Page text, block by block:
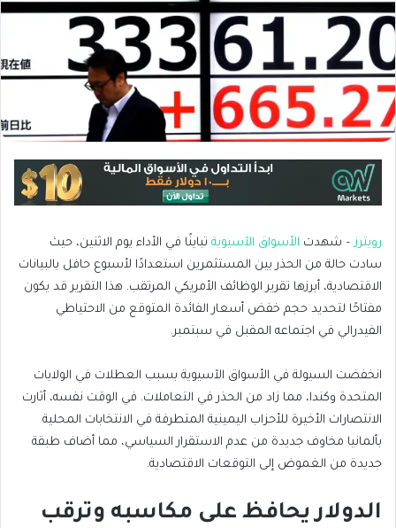
رويترز– شهدت الأسواق الآسيوية تباينًا في الأداء يوم الاثنين، حيث
سادت حالة من الحذر بين المستثمرين استعدادًا لأسبوع حافل بالبيانات
الاقتصادية، أبرزها تقرير الوظائف الأمريكي المرتقب. هذا التقرير قد يكون
مفتاحًا لتحديد حجم خفض أسعار الفائدة المتوقع من الاحتياطي
الفيدرالي في اجتماعه المقبل في سبتمبر.
انخفضت السيولة في الأسواق الآسيوية بسبب العطلات في الولايات
المتحدة وكندا، مما زاد من الحذر في التعاملات. في الوقت نفسه، أثارت
الانتصارات الأخيرة للأحزاب اليمينية المتطرفة في الانتخابات المحلية
بألمانيا مخاوف جديدة من عدم الاستقرار السياسي، مما أضاف طبقة
جديدة من الغموض إلى التوقعات الاقتصادية.
الدولار يحافظ على مكاسبه وترقب